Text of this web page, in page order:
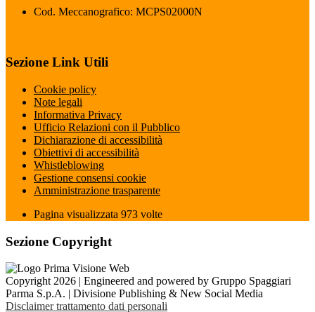
Cod. Meccanografico: MCPS02000N
Sezione Link Utili
Cookie policy
Note legali
Informativa Privacy
Ufficio Relazioni con il Pubblico
Dichiarazione di accessibilità
Obiettivi di accessibilità
Whistleblowing
Gestione consensi cookie
Amministrazione trasparente
Pagina visualizzata 973 volte
Sezione Copyright
Copyright 2026 | Engineered and powered by Gruppo Spaggiari
Parma S.p.A. | Divisione Publishing & New Social Media
Disclaimer trattamento dati personali